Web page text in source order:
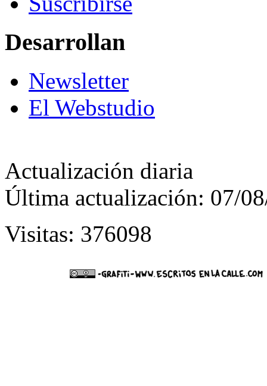
Desarrollan
Newsletter
El Webstudio
Actualización diaria
Última actualización: 07/
Visitas: 376098